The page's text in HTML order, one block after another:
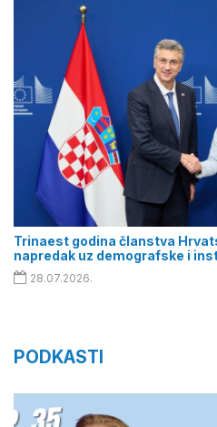
Trinaest godina članstva
napredak uz demografske i
28.07.2026.
PODKASTI